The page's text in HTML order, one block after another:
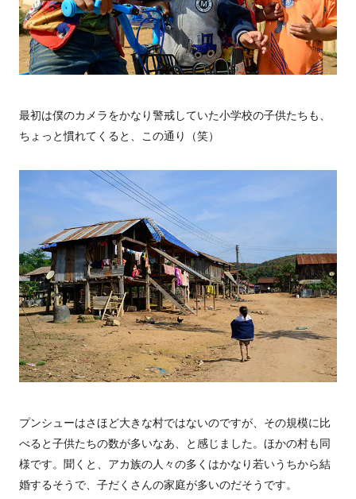
最初は僕のカメラをかなり警戒していた小学校の子供たちも、
ちょっと慣れてくると、この通り（笑）
プンシューはさほど大きな村ではないのですが、その規模に比
べると子供たちの数が多いなあ、と感じました。ほかの村も同
様です。聞くと、アカ族の人々の多くはかなり若いうちから結
婚するそうで、子だくさんの家庭が多いのだそうです。